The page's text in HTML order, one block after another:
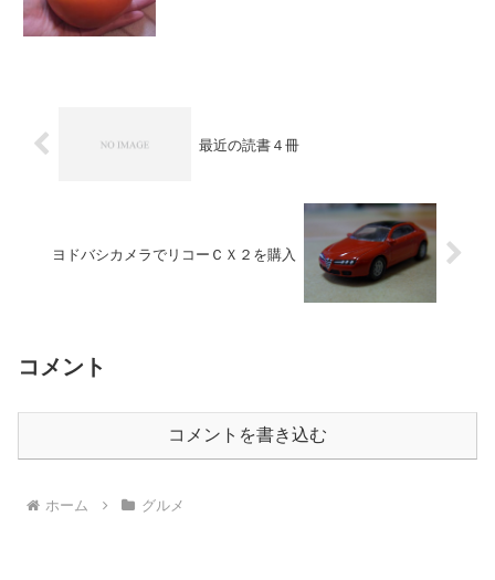
最近の読書４冊
ヨドバシカメラでリコーＣＸ２を購入
コメント
コメントを書き込む
ホーム グルメ